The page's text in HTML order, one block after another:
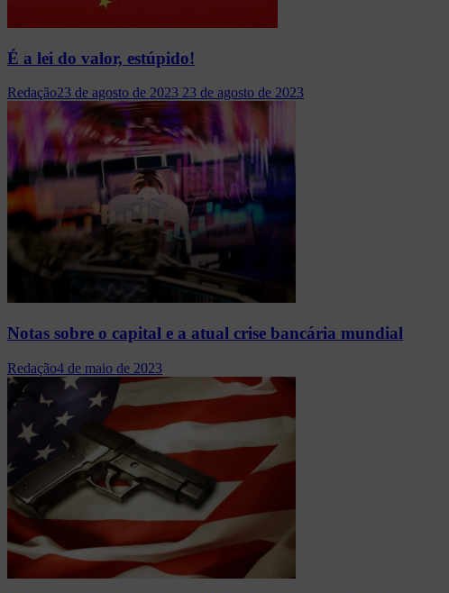
É a lei do valor, estúpido!
Redação23 de agosto de 2023 23 de agosto de 2023
Notas sobre o capital e a atual crise bancária mundial
Redação4 de maio de 2023